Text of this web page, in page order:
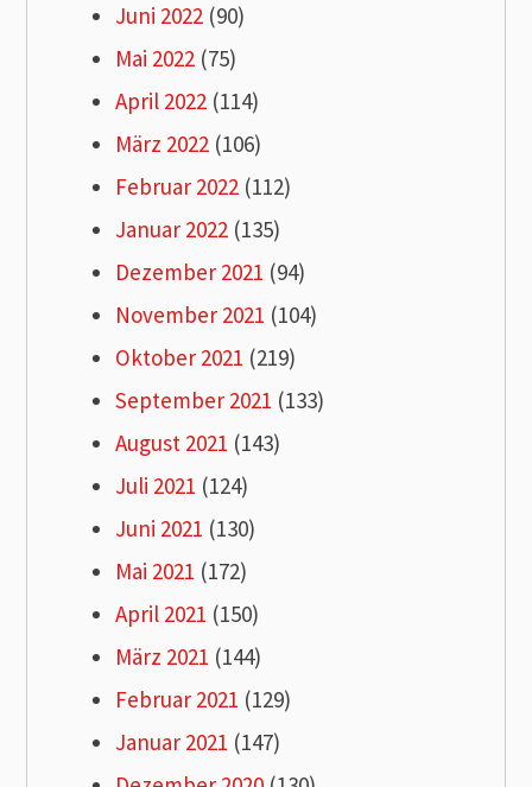
Juni 2022 (90)
Mai 2022 (75)
April 2022 (114)
März 2022 (106)
Februar 2022 (112)
Januar 2022 (135)
Dezember 2021 (94)
November 2021 (104)
Oktober 2021 (219)
September 2021 (133)
August 2021 (143)
Juli 2021 (124)
Juni 2021 (130)
Mai 2021 (172)
April 2021 (150)
März 2021 (144)
Februar 2021 (129)
Januar 2021 (147)